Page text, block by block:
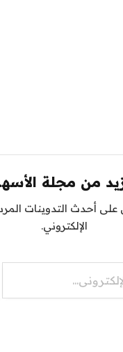
من مجلة
أحدث التدوينات
الإلكتروني.